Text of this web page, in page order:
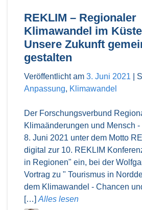
REKLIM – Regionaler
Klimawandel im
Unsere Zukunft
gestalten
Veröffentlicht am 3. Juni 2021
Anpassung, Klimawandel
Der Forschungsverbund
Klimaänderungen und Mensch
8. Juni 2021 unter dem Motto
digital zur 10. REKLIM
in Regionen" ein, bei der
Vortrag zu " Tourismus in
dem Klimawandel - Chancen
[…] Alles lesen